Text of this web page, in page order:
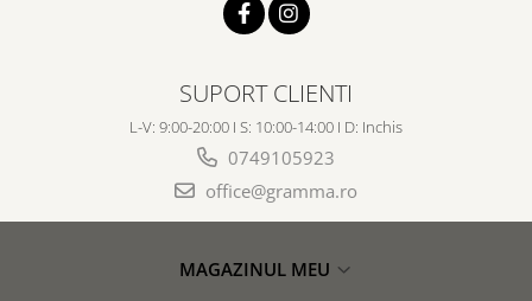
SUPORT CLIENTI
L-V: 9:00-20:00 I S: 10:00-14:00 I D: Inchis
0749105923
office@gramma.ro
MAGAZINUL MEU